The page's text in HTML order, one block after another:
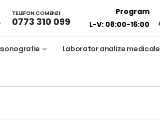
TELEFON COMENZI
0773 310 099
Program
L-V: 08:00-16:00
Laborator analize medicale